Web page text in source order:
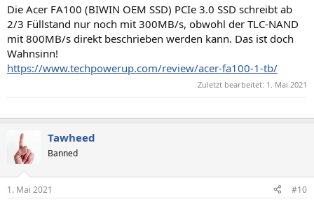
Die Acer FA100 (BIWIN OEM SSD) PCIe 3.0 SSD schreibt ab
2/3 Füllstand nur noch mit 300MB/s, obwohl der TLC-NAND
mit 800MB/s direkt beschrieben werden kann. Das ist doch
Wahnsinn!
https://www.techpowerup.com/review/acer-fa100-1-tb/
Zuletzt bearbeitet: 1. Mai 2021
Tawheed
Banned
1. Mai 2021 #10